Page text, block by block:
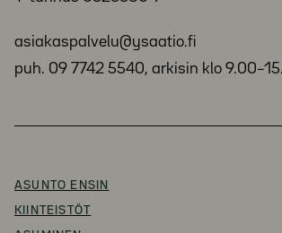
asiakaspalvelu@ysaatio.fi
puh. 09 7742 5540, arkisin klo
ASUNTO ENSIN
KIINTEISTÖT